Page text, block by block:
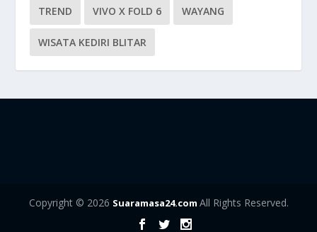
TREND VIVO X FOLD 6 WAYANG
WISATA KEDIRI BLITAR
Copyright © 2026 Suaramasa24.com All Rights Reserved.